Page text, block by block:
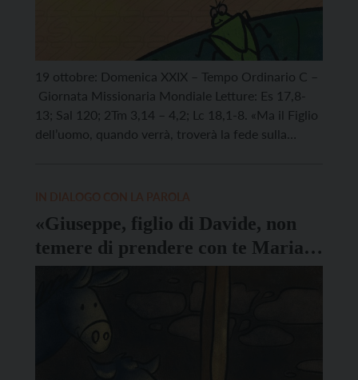
19 ottobre: Domenica XXIX – Tempo Ordinario C –
Giornata Missionaria Mondiale Letture: Es 17,8-
13; Sal 120; 2Tm 3,14 – 4,2; Lc 18,1-8. «Ma il Figlio
dell’uomo, quando verrà, troverà la fede sulla
«Giuseppe, figlio di Davide, non
temere di prendere con te Maria,
tua sposa»